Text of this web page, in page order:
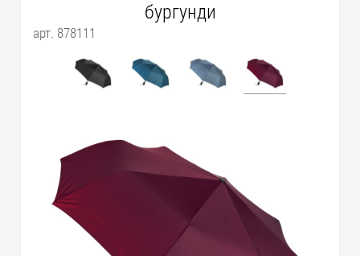
бургунди
арт. 878111